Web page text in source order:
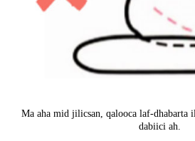
Ma aha mid jilicsan, qalooca laf-dhabarta
dabiici ah.